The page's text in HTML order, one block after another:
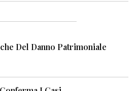
Del Danno Patrimoniale